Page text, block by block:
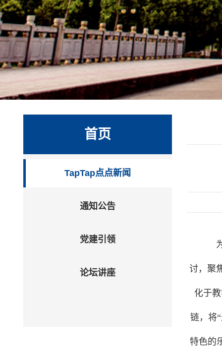
首页
TapTap点点新闻
通知公告
党建引领
论坛讲座 讨，聚
化于
链，将“
特色的